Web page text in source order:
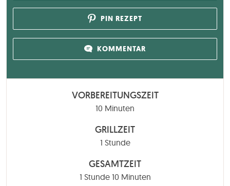
PIN REZEPT
KOMMENTAR
VORBEREITUNGSZEIT
10 Minuten
Minuten
GRILLZEIT
1Stunde
Stunde
GESAMTZEIT
1Stunde
Stunde 10Minuten
Minuten